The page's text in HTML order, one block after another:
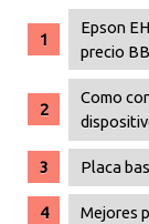
Epson
precio
Como
Placa
Mejores